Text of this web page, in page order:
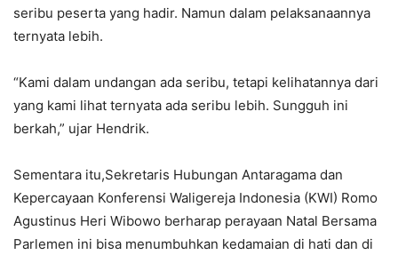
seribu peserta yang hadir. Namun dalam pelaksanaannya
ternyata lebih.
“Kami dalam undangan ada seribu, tetapi kelihatannya dari
yang kami lihat ternyata ada seribu lebih. Sungguh ini
berkah,” ujar Hendrik.
Sementara itu,Sekretaris Hubungan Antaragama dan
Kepercayaan Konferensi Waligereja Indonesia (KWI) Romo
Agustinus Heri Wibowo berharap perayaan Natal Bersama
Parlemen ini bisa menumbuhkan kedamaian di hati dan di